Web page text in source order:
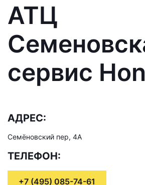
АТЦ
сервис
АДРЕС:
Семёновский пер, 4А
ТЕЛЕФОН:
+7 (495) 085-74-61